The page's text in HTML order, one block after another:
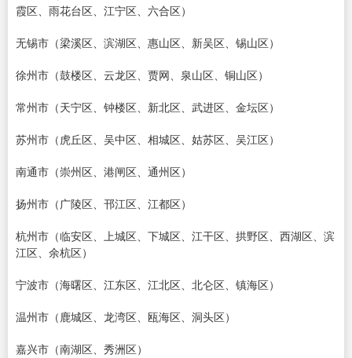
霞区、雨花台区、江宁区、六合区）
无锡市（梁溪区、滨湖区、惠山区、新吴区、锡山区）
徐州市（鼓楼区、云龙区、贾网、泉山区、铜山区）
常州市（天宁区、钟楼区、新北区、武进区、金坛区）
苏州市（虎丘区、吴中区、相城区、姑苏区、吴江区）
南通市（崇州区、港闸区、通州区）
扬州市（广陵区、邗江区、江都区）
杭州市（临安区、上城区、下城区、江干区、拱野区、西湖区、滨
江区、余杭区）
宁波市（海曙区、江东区、江北区、北仑区、镇海区）
温州市（鹿城区、龙湾区、瓯海区、洞头区）
嘉兴市（南湖区、秀洲区）